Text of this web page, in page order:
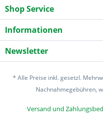
Shop Service
Informationen
Newsletter
* Alle Preise inkl. gesetzl.
Nachnahmegebühren,
Versand und